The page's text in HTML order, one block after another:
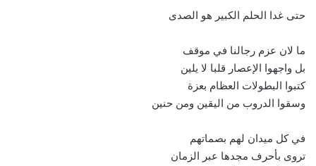
حتى غدا الحلم الكبير هو الصدى
ما لان عزم رجالنا في موقف
بل واجهوا الإعصار قلبا لا يلين
كتبوا البطولات العظام بعزة
وسقوا الدروب من اليقين ومن حنين
في كل ميدان لهم بصماتهم
تروى بأحرف مجدها عبر الزمان